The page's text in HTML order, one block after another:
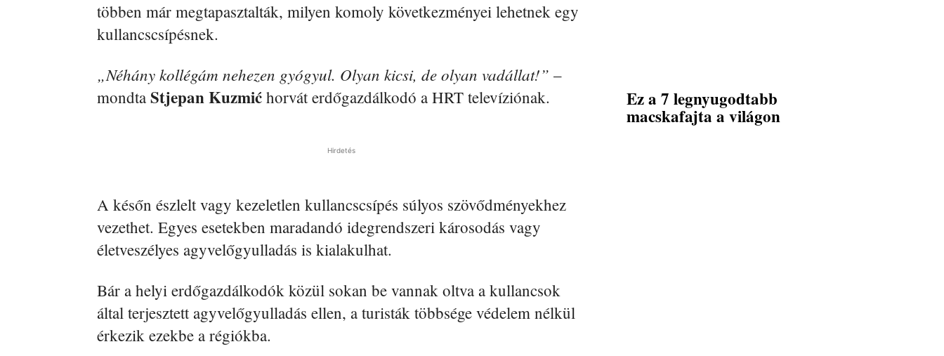
többen már megtapasztalták, milyen komoly következményei lehetnek egy
kullancscsípésnek.
„Néhány kollégám nehezen gyógyul. Olyan kicsi, de olyan vadállat!” –
mondta Stjepan Kuzmić horvát erdőgazdálkodó a HRT televíziónak.
Hirdetés
A későn észlelt vagy kezeletlen kullancscsípés súlyos szövődményekhez
vezethet. Egyes esetekben maradandó idegrendszeri károsodás vagy
életveszélyes agyvelőgyulladás is kialakulhat.
Bár a helyi erdőgazdálkodók közül sokan be vannak oltva a kullancsok
által terjesztett agyvelőgyulladás ellen, a turisták többsége védelem nélkül
érkezik ezekbe a régiókba.
Ez a 7 legnyugodtabb
macskafajta a világon